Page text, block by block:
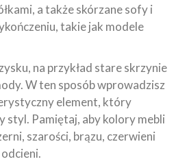
a także skórzane sofy i
takie jak modele
na przykład stare skrzynie
W ten sposób wprowadzisz
element, który
styl. Pamiętaj, aby kolory mebli
szarości, brązu, czerwieni